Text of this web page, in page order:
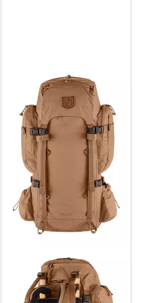
FJÄLLRÄVEN
Rucksack Singi (Set, 2-tlg)
ab 399,95 €
lieferbar - in 2-3 Werktagen bei dir